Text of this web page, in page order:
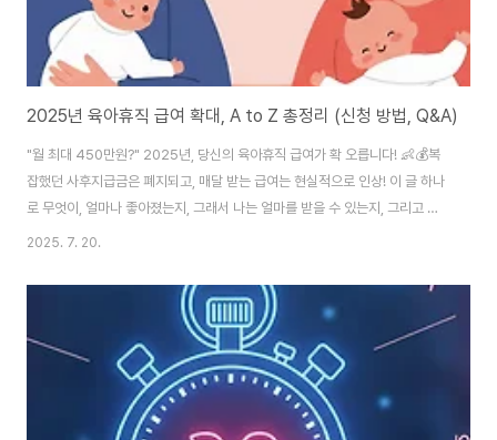
2025년 육아휴직 급여 확대, A to Z 총정리 (신청 방법, Q&A)
"월 최대 450만원?" 2025년, 당신의 육아휴직 급여가 확 오릅니다! 👶💰복
잡했던 사후지급금은 폐지되고, 매달 받는 급여는 현실적으로 인상! 이 글 하나
로 무엇이, 얼마나 좋아졌는지, 그래서 나는 얼마를 받을 수 있는지, 그리고 가
장 중요한 신청 방법은 무엇인지 완벽하게 확인하세요.안녕하세요, 예비 부모
만 줄어드는 소득 때문에 선뜻 결정하기 어려우셨죠? 2025년부터는 그런 걱
정을 덜어드리기 위해 육아휴직 급여 제도가 부모님들께 훨씬 더 유리하게 개
편되었습니다. 오늘은 "나도 받을 수 있을까?" 고민하는 분들을 위해, 2025년
육아휴직 급여의 모든 것을 A to Z로 알려드릴게요. 내 육아휴직 급여를 직접
2025. 7. 20.